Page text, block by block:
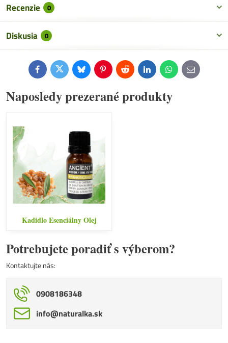
Recenzie 0
Diskusia 0
FacebookTwitterBlueskyPinterestReddit LinkedInWhatsApp
E-
mail
Naposledy prezerané produkty
Kadidlo Esenciálny Olej
Potrebujete poradiť s výberom?
Kontaktujte nás:
0908186348
info​@naturalka​.sk